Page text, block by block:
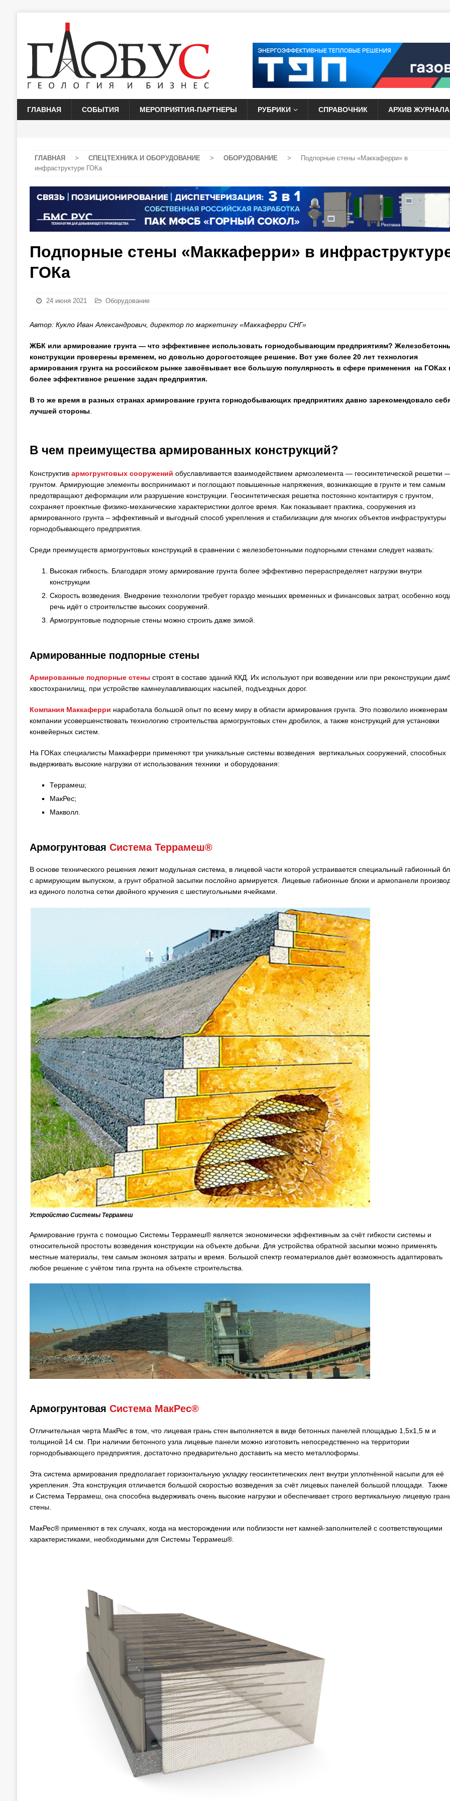
ГЛАВНАЯ СОБЫТИЯ МЕРОПРИЯТИЯ-ПАРТНЕРЫ РУБРИКИ СПРАВОЧНИК АРХИВ ЖУРНАЛА
ГЛАВНАЯ > СПЕЦТЕХНИКА И ОБОРУДОВАНИЕ > ОБОРУДОВАНИЕ >
Подпорные стены «Маккаферри» в
инфраструктуре ГОКа
Подпорные стены «Маккаферри» в
ГОКа
24 июня 2021 Оборудование
Автор: Кукло Иван Александрович, директор по маркетингу «Маккаферри СНГ»
ЖБК или армирование грунта — что эффективнее использовать горнодобывающим предприятиям?
конструкции проверены временем, но довольно дорогостоящее решение. Вот уже более 20 лет технология
армирования грунта на российском рынке завоёвывает все большую популярность в сфере применения на ГОКах
более эффективное решение задач предприятия.
В то же время в разных странах армирование грунта горнодобывающих предприятиях давно зарекомендовало
лучшей стороны
В чем преимущества армированных конструкций?
Конструктив армогрунтовых сооружений обуславливается взаимодействием армоэлемента — геосинтетической решетки
грунтом. Армирующие элементы воспринимают и поглощают повышенные напряжения, возникающие в грунте и тем самым
предотвращают деформации или разрушение конструкции. Геосинтетическая решетка постоянно контактируя с грунтом,
сохраняет проектные физико-механические характеристики долгое время. Как показывает практика, сооружения из
армированного грунта – эффективный и выгодный способ укрепления и стабилизации для многих объектов инфраструктуры
горнодобывающего предприятия.
Среди преимуществ армогрунтовых конструкций в сравнении с железобетонными подпорными стенами следует назвать:
Высокая гибкость. Благодаря этому армирование грунта более эффективно перераспределяет нагрузки внутри
конструкции
Скорость возведения. Внедрение технологии требует гораздо меньших временных и финансовых затрат, особенно
речь идёт о строительстве высоких сооружений.
Армогрунтовые подпорные стены можно строить даже зимой.
Армированные подпорные стены
Армированные подпорные стены строят в составе зданий ККД. Их используют при возведении или при реконструкции
хвостохранилищ, при устройстве камнеулавливающих насыпей, подъездных дорог.
Компания Маккаферри наработала большой опыт по всему миру в области армирования грунта. Это позволило инженерам
компании усовершенствовать технологию строительства армогрунтовых стен дробилок, а также конструкций для установки
конвейерных систем.
На ГОКах специалисты Маккаферри применяют три уникальные системы возведения вертикальных сооружений, способных
выдерживать высокие нагрузки от использования техники и оборудования:
Террамеш;
МакРес;
Макволл.
Армогрунтовая Система Террамеш®
В основе технического решения лежит модульная система, в лицевой части которой устраивается специальный габионный
с армирующим выпуском, а грунт обратной засыпки послойно армируется. Лицевые габионные блоки и армопанели
из единого полотна сетки двойного кручения с шестиугольными ячейками.
Устройство Системы Террамеш
Армирование грунта с помощью Системы Террамеш® является экономически эффективным за счёт гибкости системы и
относительной простоты возведения конструкции на объекте добычи. Для устройства обратной засыпки можно применять
местные материалы, тем самым экономя затраты и время. Большой спектр геоматериалов даёт возможность адаптировать
любое решение с учётом типа грунта на объекте строительства.
Армогрунтовая Система МакРес®
Отличительная черта МакРес в том, что лицевая грань стен выполняется в виде бетонных панелей площадью 1,5х1,5 м и
толщиной 14 см. При наличии бетонного узла лицевые панели можно изготовить непосредственно на территории
горнодобывающего предприятия, достаточно предварительно доставить на место металлоформы.
Эта система армирования предполагает горизонтальную укладку геосинтетических лент внутри уплотнённой насыпи для её
укрепления. Эта конструкция отличается большой скоростью возведения за счёт лицевых панелей большой площади. Также
и Система Террамеш, она способна выдерживать очень высокие нагрузки и обеспечивает строго вертикальную лицевую
стены.
МакРес® применяют в тех случаях, когда на месторождении или поблизости нет камней-заполнителей с соответствующими
характеристиками, необходимыми для Системы Террамеш®.